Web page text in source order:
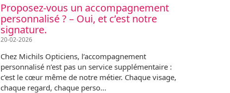
Proposez-vous un accompagnement
personnalisé ? – Oui, et c’est notre
signature.
20-02-2026
Chez Michils Opticiens, l’accompagnement
personnalisé n’est pas un service supplémentaire :
c’est le cœur même de notre métier. Chaque visage,
chaque regard, chaque perso...